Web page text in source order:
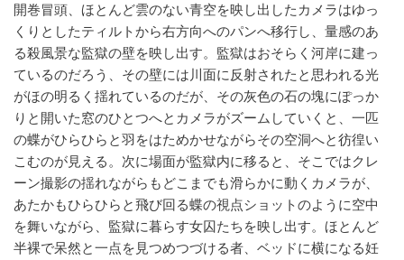
開巻冒頭、ほとんど雲のない青空を映し出したカメラはゆっ
くりとしたティルトから右方向へのパンへ移行し、量感のあ
る殺風景な監獄の壁を映し出す。監獄はおそらく河岸に建っ
ているのだろう、その壁には川面に反射されたと思われる光
がほの明るく揺れているのだが、その灰色の石の塊にぽっか
りと開いた窓のひとつへとカメラがズームしていくと、一匹
の蝶がひらひらと羽をはためかせながらその空洞へと彷徨い
こむのが見える。次に場面が監獄内に移ると、そこではクレ
ーン撮影の揺れながらもどこまでも滑らかに動くカメラが、
あたかもひらひらと飛び回る蝶の視点ショットのように空中
を舞いながら、監獄に暮らす女囚たちを映し出す。ほとんど
半裸で呆然と一点を見つめつづける者、ベッドに横になる妊